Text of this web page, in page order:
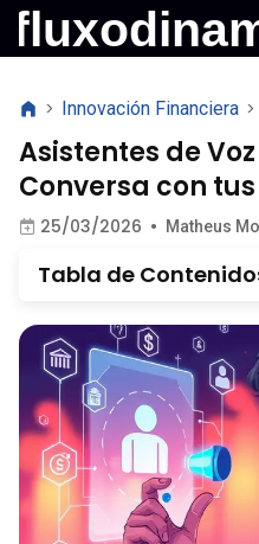
> Innovación Financiera >
Asistentes de
Conversa con
25/03/2026 • Matheus
Tabla de